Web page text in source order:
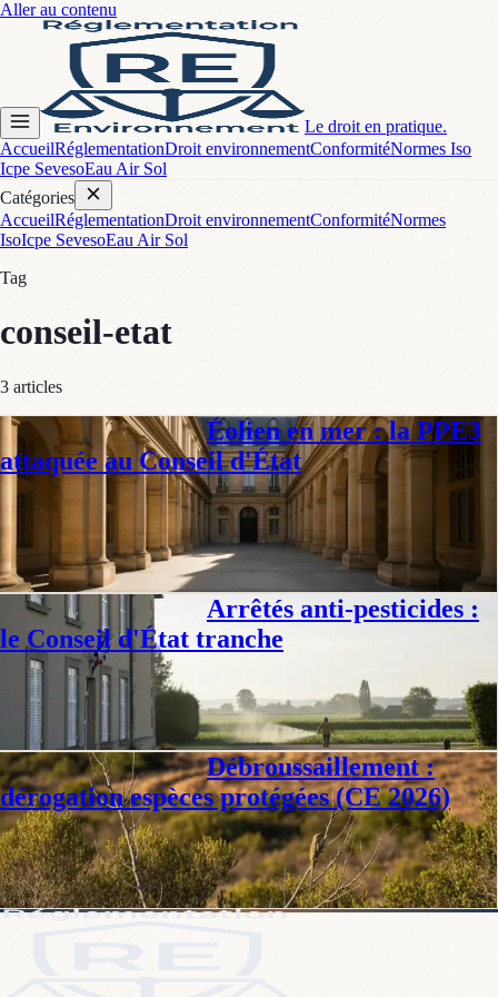
Aller au contenu
Le droit en pratique.
AccueilRéglementationDroit environnementConformitéNormes Iso
Icpe SevesoEau Air Sol
Catégories
AccueilRéglementationDroit environnementConformitéNormes
IsoIcpe SevesoEau Air Sol
Tag
conseil-etat
3 articles
Droit environnement Éolien en mer : la PPE3
attaquée au Conseil d'État
Au moins cinq recours déposés contre le décret PPE3 n°2026-76 du
12 février 2026. La trajectoire 18 GW offshore vacille devant le
Conseil d'État.
Jennifer D.·17 mai 2026 6 min
Droit environnement
Arrêtés anti-pesticides :
le Conseil d'État tranche
Décision du 16 juin 2025 : le Conseil d'État ferme la porte aux arrêtés
municipaux anti-pesticides. Analyse et implications pour les maires.
Philippe D.
3 mars 2026
min
Droit environnement Débroussaillement :
dérogation espèces protégées (CE 2026)
Arrêt CE du 6 février 2026 : le débroussaillement peut nécessiter une
dérogation espèces protégées si le risque est suffisamment caractérisé.
Philippe D.·25 févr. 2026·8 min